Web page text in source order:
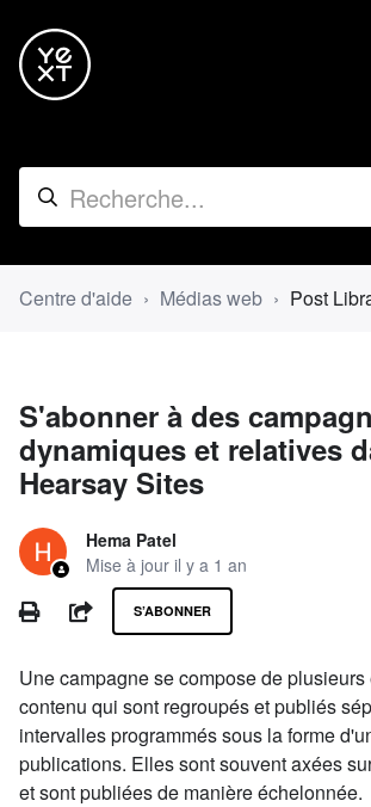
Centre d'aide Médias web Post
S'abonner à des
dynamiques et relatives
Hearsay Sites
Hema Patel
Mise à jour il y a 1 an
PRINTPARTAGER
S’ABONNER
Une campagne se compose de
contenu qui sont regroupés et publiés
intervalles programmés sous la forme
publications. Elles sont souvent axées
et sont publiées de manière échelonnée.